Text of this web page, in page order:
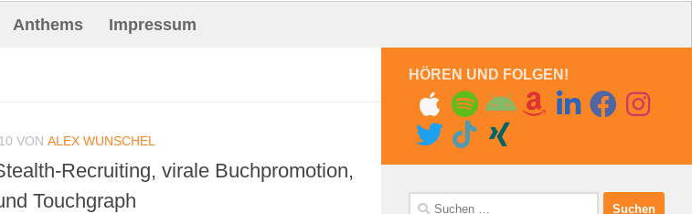
Anthems Impressum
VON ALEX WUNSCHEL
Recruiting, virale Buchpromotion,
Touchgraph
HÖREN UND FOLGEN!
Suchen